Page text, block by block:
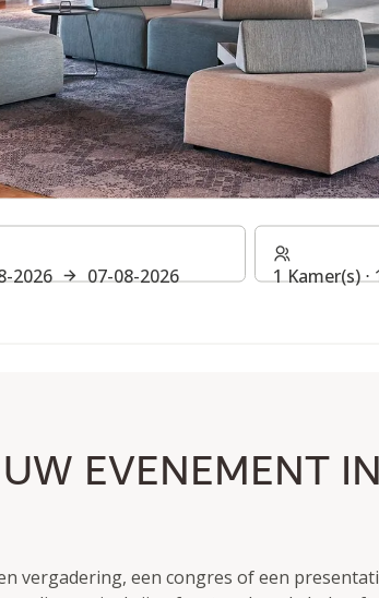
2026 07-08-2026 1 Kamer(s)
EVENEMENT
vergadering, een congres of een